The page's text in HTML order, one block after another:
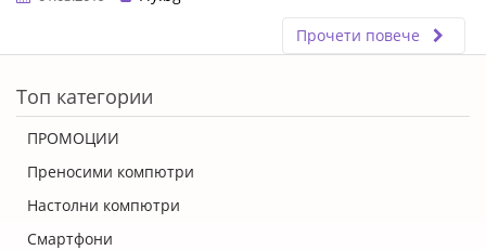
Прочети повече
Топ категории
ПРОМОЦИИ
Преносими компютри
Настолни компютри
Смартфони